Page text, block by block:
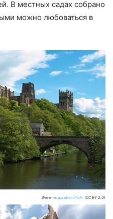
В местных садах собрано
можно любоваться в
Фото: mrgarethm/flickr (CC BY 2.0)